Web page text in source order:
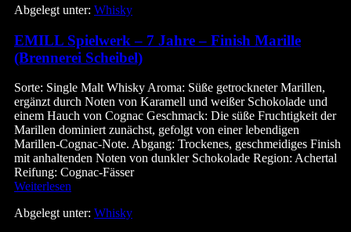
–
Malt
Whisky
–
Portwein-
Finish
(Brennerei
Scheibel)
Abgelegt unter: Whisky
EMILL Spielwerk – 7 Jahre – Finish Marille
(Brennerei Scheibel)
Sorte: Single Malt Whisky Aroma: Süße getrockneter Marillen,
ergänzt durch Noten von Karamell und weißer Schokolade und
einem Hauch von Cognac Geschmack: Die süße Fruchtigkeit der
Marillen dominiert zunächst, gefolgt von einer lebendigen
Marillen-Cognac-Note. Abgang: Trockenes, geschmeidiges Finish
mit anhaltenden Noten von dunkler Schokolade Region: Achertal
Reifung: Cognac-Fässer
Weiterlesen
–
Abgelegt unter: Whisky